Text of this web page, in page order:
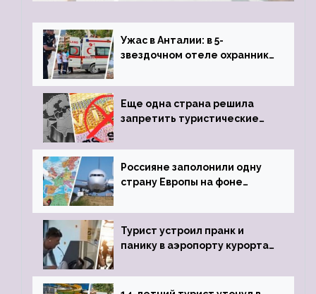
Ужас в Анталии: в 5-
звездочном отеле охранник
пистолета
Еще одна страна решила
запретить туристические
Россияне заполонили одну
страну Европы на фоне
виз
Турист устроил пранк и
панику в аэропорту курорта,
задержке рейса